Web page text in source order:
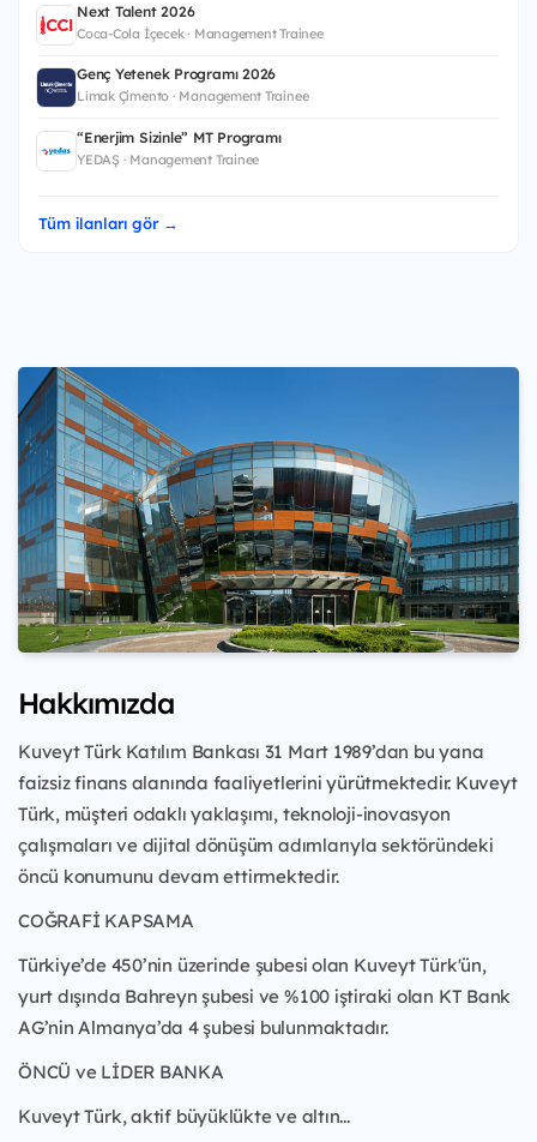
Next Talent 2026
Coca-Cola İçecek · Management Trainee
Genç Yetenek Programı 2026
Limak Çimento · Management Trainee
“Enerjim Sizinle” MT Programı
YEDAŞ · Management Trainee
Tüm ilanları gör →
Hakkımızda
Kuveyt Türk Katılım Bankası 31 Mart 1989’dan bu yana
faizsiz finans alanında faaliyetlerini yürütmektedir. Kuveyt
Türk, müşteri odaklı yaklaşımı, teknoloji-inovasyon
çalışmaları ve dijital dönüşüm adımlarıyla sektöründeki
öncü konumunu devam ettirmektedir.
COĞRAFİ KAPSAMA
Türkiye’de 450’nin üzerinde şubesi olan Kuveyt Türk'ün,
yurt dışında Bahreyn şubesi ve %100 iştiraki olan KT Bank
AG’nin Almanya’da 4 şubesi bulunmaktadır.
ÖNCÜ ve LİDER BANKA
Kuveyt Türk, aktif büyüklükte ve altın...